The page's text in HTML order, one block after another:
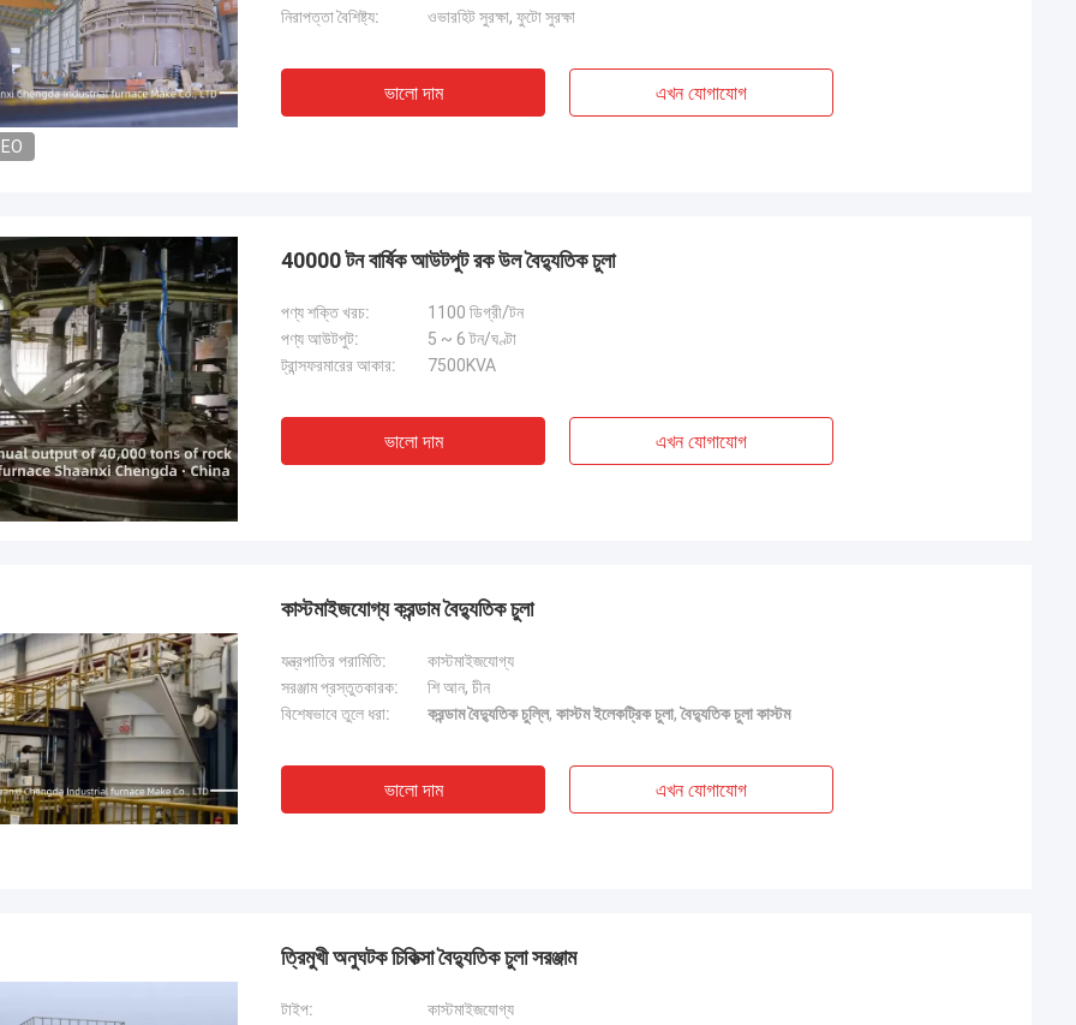
নিরাপত্তা বৈশিষ্ট্য:
ওভারহিট সুরক্ষা, ফুটো সুরক্ষা
ভালো দাম এখন যোগাযোগ
40000 টন বার্ষিক আউটপুট রক উল বৈদ্যুতিক চুলা
পণ্য শক্তি খরচ:
1100 ডিগ্রী/টন
পণ্য আউটপুট:
5 ~ 6 টন/ঘণ্টা
ট্রান্সফরমারের আকার:
7500KVA
ভালো দাম এখন যোগাযোগ
কাস্টমাইজযোগ্য করন্ডাম বৈদ্যুতিক চুলা
যন্ত্রপাতির পরামিতি:
কাস্টমাইজযোগ্য
সরঞ্জাম প্রস্তুতকারক:
শি আন, চীন
বিশেষভাবে তুলে ধরা:
করন্ডাম বৈদ্যুতিক চুল্লি, কাস্টম ইলেকট্রিক চুলা,বৈদ্যুতিক চুলা কাস্টম
ভালো দাম এখন যোগাযোগ
ত্রিমুখী অনুঘটক চিকিত্সা বৈদ্যুতিক চুলা সরঞ্জাম
টাইপ:
কাস্টমাইজযোগ্য